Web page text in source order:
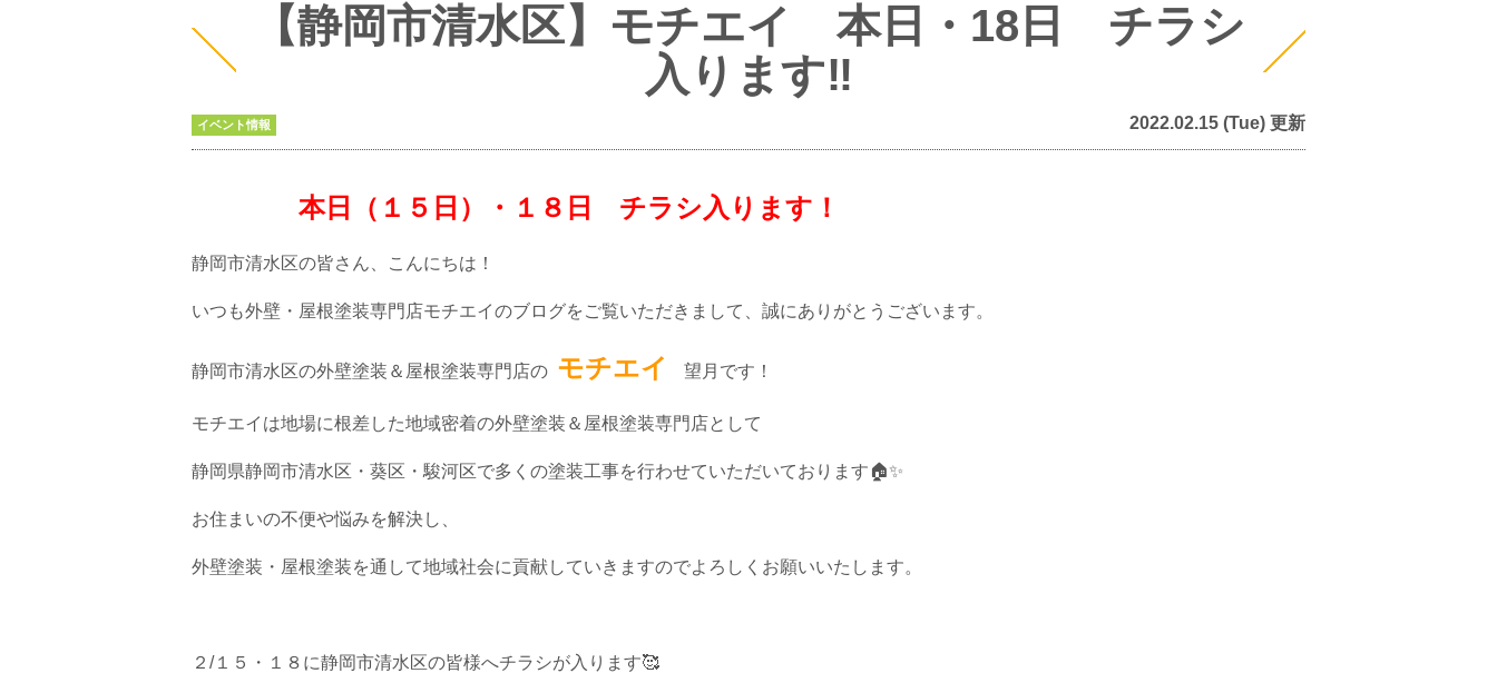
【静岡市清水区】モチエイ 本日・18日 チラシ
入ります‼
イベント情報 2022.02.15 (Tue) 更新
本日（１５日）・１８日 チラシ入ります！
静岡市清水区の皆さん、こんにちは！
いつも外壁・屋根塗装専門店モチエイのブログをご覧いただきまして、誠にありがとうございます。
静岡市清水区の外壁塗装＆屋根塗装専門店の モチエイ 望月です！
モチエイは地場に根差した地域密着の外壁塗装＆屋根塗装専門店として
静岡県静岡市清水区・葵区・駿河区で多くの塗装工事を行わせていただいております🏠✨
お住まいの不便や悩みを解決し、
外壁塗装・屋根塗装を通して地域社会に貢献していきますのでよろしくお願いいたします。
２/１５・１８に静岡市清水区の皆様へチラシが入ります🥰